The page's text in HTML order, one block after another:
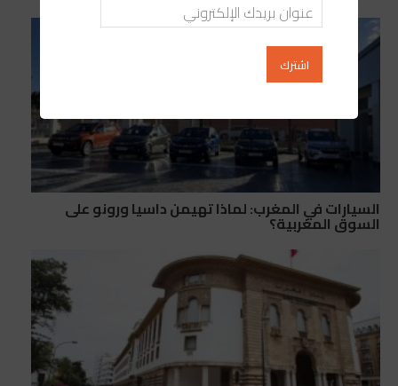
السيارات في المغرب: لماذا تهيمن داسيا ورونو على
السوق المغربية؟